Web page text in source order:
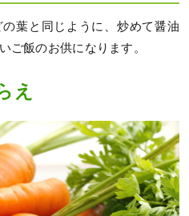
葉と同じように、炒めて醤油
ご飯のお供になります。
え